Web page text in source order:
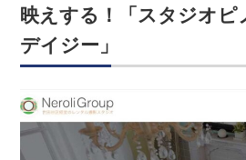
映えする！「スタジオピ
デイジー」